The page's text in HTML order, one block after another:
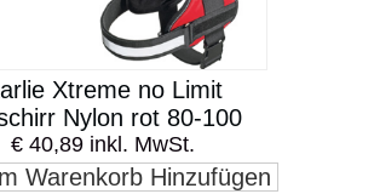
Xtreme no Limit
Nylon rot 80-100
€ 40,89 inkl. MwSt.
Warenkorb Hinzufügen